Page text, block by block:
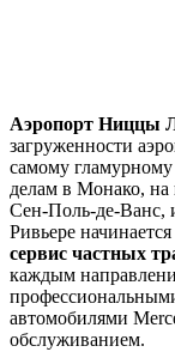
Аэропорт Ниццы
загруженности
самому
делам в Монако,
Сен-Поль-де-Ванс,
Ривьере
сервис частных
каждым
автомобилями
обслуживанием.